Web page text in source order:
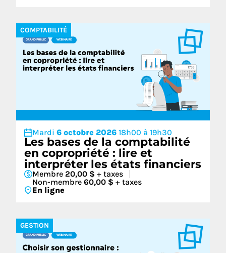
COMPTABILITÉ
Mardi 6 octobre 2026 18h00 à 19h30
Les bases de la comptabilité
en copropriété : lire et
interpréter les états financiers
Membre 20,00 $ + taxes
Non-membre 60,00 $ + taxes
En ligne
GESTION